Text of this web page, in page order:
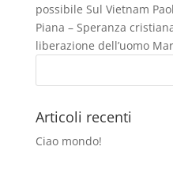
possibile Sul Vietnam
Piana – Speranza
liberazione dell’uomo
Articoli recenti
Ciao mondo!